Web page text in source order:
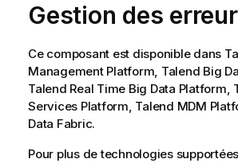
Gestion des
Ce composant est disponible dans
Management Platform, Talend Big
Talend Real Time Big Data Platform,
Services Platform, Talend MDM
Data Fabric.
Pour plus de technologies